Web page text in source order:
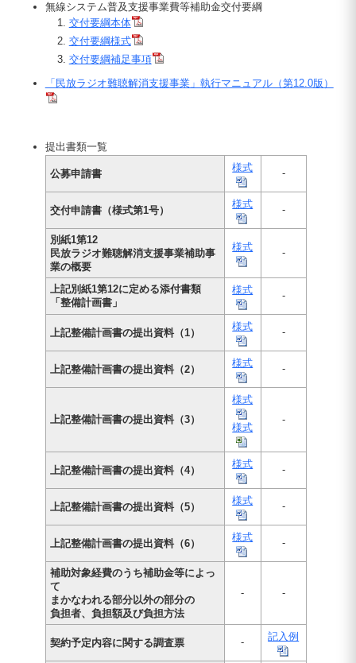
無線システム普及支援事業費等補助金交付要綱
交付要綱本体
交付要綱様式
交付要綱補足事項
「民放ラジオ難聴解消支援事業」執行マニュアル（第12.0版）
提出書類一覧
公募申請書
様式 -
交付申請書（様式第1号）
様式 -
別紙1第12
民放ラジオ難聴解消支援事業補助事
業の概要
様式 -
上記別紙1第12に定める添付書類
「整備計画書」
様式 -
上記整備計画書の提出資料（1）
様式 -
上記整備計画書の提出資料（2）
様式 -
上記整備計画書の提出資料（3）
様式
様式
-
上記整備計画書の提出資料（4）
様式 -
上記整備計画書の提出資料（5）
様式 -
上記整備計画書の提出資料（6）
様式 -
補助対象経費のうち補助金等によっ
て
まかなわれる部分以外の部分の
負担者、負担額及び負担方法
- -
契約予定内容に関する調査票 - 記入例